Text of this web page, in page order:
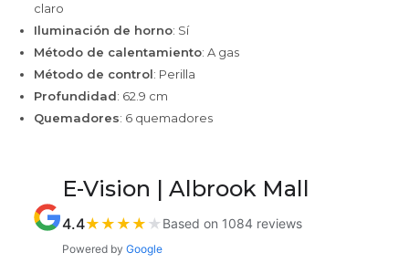
claro
Iluminación de horno: Sí
Método de calentamiento: A gas
Método de control: Perilla
Profundidad: 62.9 cm
Quemadores: 6 quemadores
E-Vision | Albrook Mall
4.4★ ★ ★ ★ ★ Based on 1084 reviews
Powered by Google